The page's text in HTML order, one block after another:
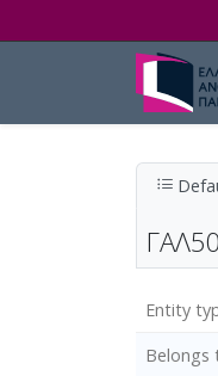
Entity
Belongs